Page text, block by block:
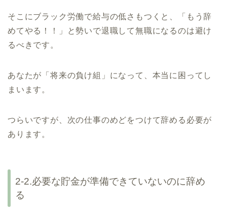
そこにブラック労働で給与の低さもつくと、「もう辞
めてやる！！」と勢いで退職して無職になるのは避け
るべきです。
あなたが「将来の負け組」になって、本当に困ってし
まいます。
つらいですが、次の仕事のめどをつけて辞める必要が
あります。
2-2.必要な貯金が準備できていないのに辞め
る